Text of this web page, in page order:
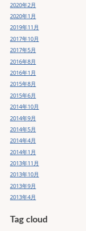
2020年2月
2020年1月
2019年11月
2017年10月
2017年5月
2016年8月
2016年1月
2015年8月
2015年6月
2014年10月
2014年9月
2014年5月
2014年4月
2014年1月
2013年11月
2013年10月
2013年9月
2013年4月
Tag cloud